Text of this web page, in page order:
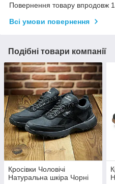
Повернення товару впродовж
Всі умови повернення
Подібні товари компанії
Кросівки Чоловічі
Натуральна шкіра Чорні